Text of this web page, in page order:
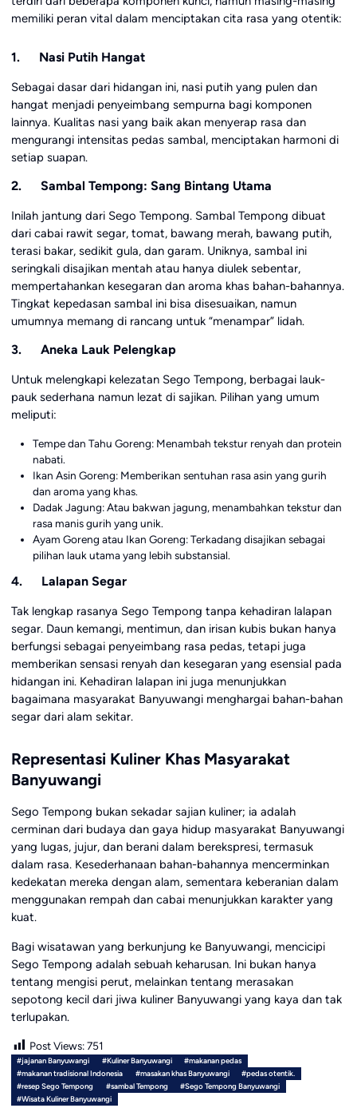
memiliki peran vital dalam menciptakan cita rasa yang otentik:
1. Nasi Putih Hangat
Sebagai dasar dari hidangan ini, nasi putih yang pulen dan
hangat menjadi penyeimbang sempurna bagi komponen
lainnya. Kualitas nasi yang baik akan menyerap rasa dan
mengurangi intensitas pedas sambal, menciptakan harmoni di
setiap suapan.
2. Sambal Tempong: Sang Bintang Utama
Inilah jantung dari Sego Tempong. Sambal Tempong dibuat
dari cabai rawit segar, tomat, bawang merah, bawang putih,
terasi bakar, sedikit gula, dan garam. Uniknya, sambal ini
seringkali disajikan mentah atau hanya diulek sebentar,
mempertahankan kesegaran dan aroma khas bahan-bahannya.
Tingkat kepedasan sambal ini bisa disesuaikan, namun
umumnya memang di rancang untuk “menampar” lidah.
3. Aneka Lauk Pelengkap
Untuk melengkapi kelezatan Sego Tempong, berbagai lauk-
pauk sederhana namun lezat di sajikan. Pilihan yang umum
meliputi:
Tempe dan Tahu Goreng: Menambah tekstur renyah dan protein
nabati.
Ikan Asin Goreng: Memberikan sentuhan rasa asin yang gurih
dan aroma yang khas.
Dadak Jagung: Atau bakwan jagung, menambahkan tekstur dan
rasa manis gurih yang unik.
Ayam Goreng atau Ikan Goreng: Terkadang disajikan sebagai
pilihan lauk utama yang lebih substansial.
4. Lalapan Segar
Tak lengkap rasanya Sego Tempong tanpa kehadiran lalapan
segar. Daun kemangi, mentimun, dan irisan kubis bukan hanya
berfungsi sebagai penyeimbang rasa pedas, tetapi juga
memberikan sensasi renyah dan kesegaran yang esensial pada
hidangan ini. Kehadiran lalapan ini juga menunjukkan
bagaimana masyarakat Banyuwangi menghargai bahan-bahan
segar dari alam sekitar.
Representasi Kuliner Khas Masyarakat
Banyuwangi
Sego Tempong bukan sekadar sajian kuliner; ia adalah
cerminan dari budaya dan gaya hidup masyarakat Banyuwangi
yang lugas, jujur, dan berani dalam berekspresi, termasuk
dalam rasa. Kesederhanaan bahan-bahannya mencerminkan
kedekatan mereka dengan alam, sementara keberanian dalam
menggunakan rempah dan cabai menunjukkan karakter yang
kuat.
Bagi wisatawan yang berkunjung ke Banyuwangi, mencicipi
Sego Tempong adalah sebuah keharusan. Ini bukan hanya
tentang mengisi perut, melainkan tentang merasakan
sepotong kecil dari jiwa kuliner Banyuwangi yang kaya dan tak
terlupakan.
Post Views: 751
#jajanan Banyuwangi #Kuliner Banyuwangi
#makanan pedas
#makanan tradisional Indonesia
#masakan khas Banyuwangi
#pedas otentik.
#resep Sego Tempong
#sambal Tempong
#Sego Tempong Banyuwangi
#Wisata Kuliner Banyuwangi